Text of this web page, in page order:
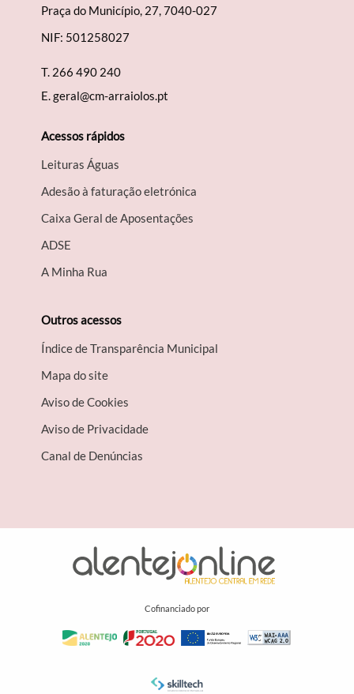
Praça do Município, 27, 7040-027
NIF: 501258027
T. 266 490 240
E.geral@cm-arraiolos.pt
Acessos rápidos
Leituras Águas
Adesão à faturação eletrónica
Caixa Geral de Aposentações
A​DSE
A Minha Rua
Outros acessos
Índice de Transparência Municipal
Mapa do site
Aviso de Cookies
Aviso de Privacidade
Canal de Denúncias
Cofinanciado por